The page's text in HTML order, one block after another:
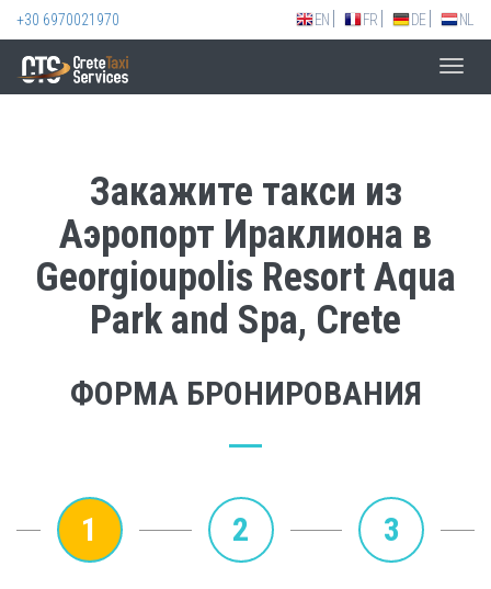
+30 6970021970 EN FR DE NL
Закажите такси из
Аэропорт Ираклиона в
Georgioupolis Resort Aqua
Park and Spa, Crete
ФОРМА БРОНИРОВАНИЯ
1 2 3